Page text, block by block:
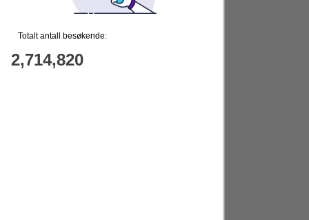
Totalt antall besøkende:
2,714,820